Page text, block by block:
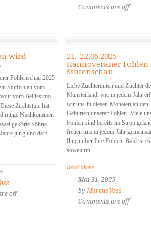
Comments are off
wird
Fohlenschau 2025
Stutfohlen vom
vom Bellissimo
Zuchtstute hat
rittige Nachkommen
gekörte Söhne.
jung und darf
off
21.-22.06.2025
Hannoveraner
Stutenschau
Liebe Züchterinnen und Züchter
Münsterland, wie in jedem Jahr
wir uns in diesen Monaten an den
Geburten unserer Fohlen. Viele
Fohlen sind bereits im Stroh
freuen uns in jedem Jahr
Ihnen über Ihre Fohlen. Bald ist
soweit un
Read More
Mai 31, 2025
byMarcusVoss
Comments are off